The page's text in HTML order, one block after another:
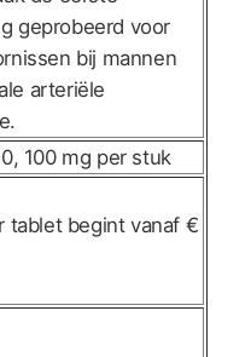
geprobeerd voor
bij mannen
arteriële
100 mg per stuk
tablet begint vanaf €